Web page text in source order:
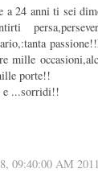
24 anni ti sei
mille
porte!!
e ...sorridi!!
09:40:00 AM 2011